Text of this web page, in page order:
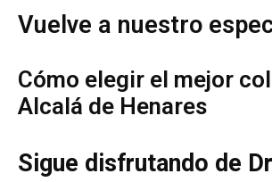
Vuelve a nuestro
Cómo elegir el mejor
Alcalá de Henares
Sigue disfrutando de